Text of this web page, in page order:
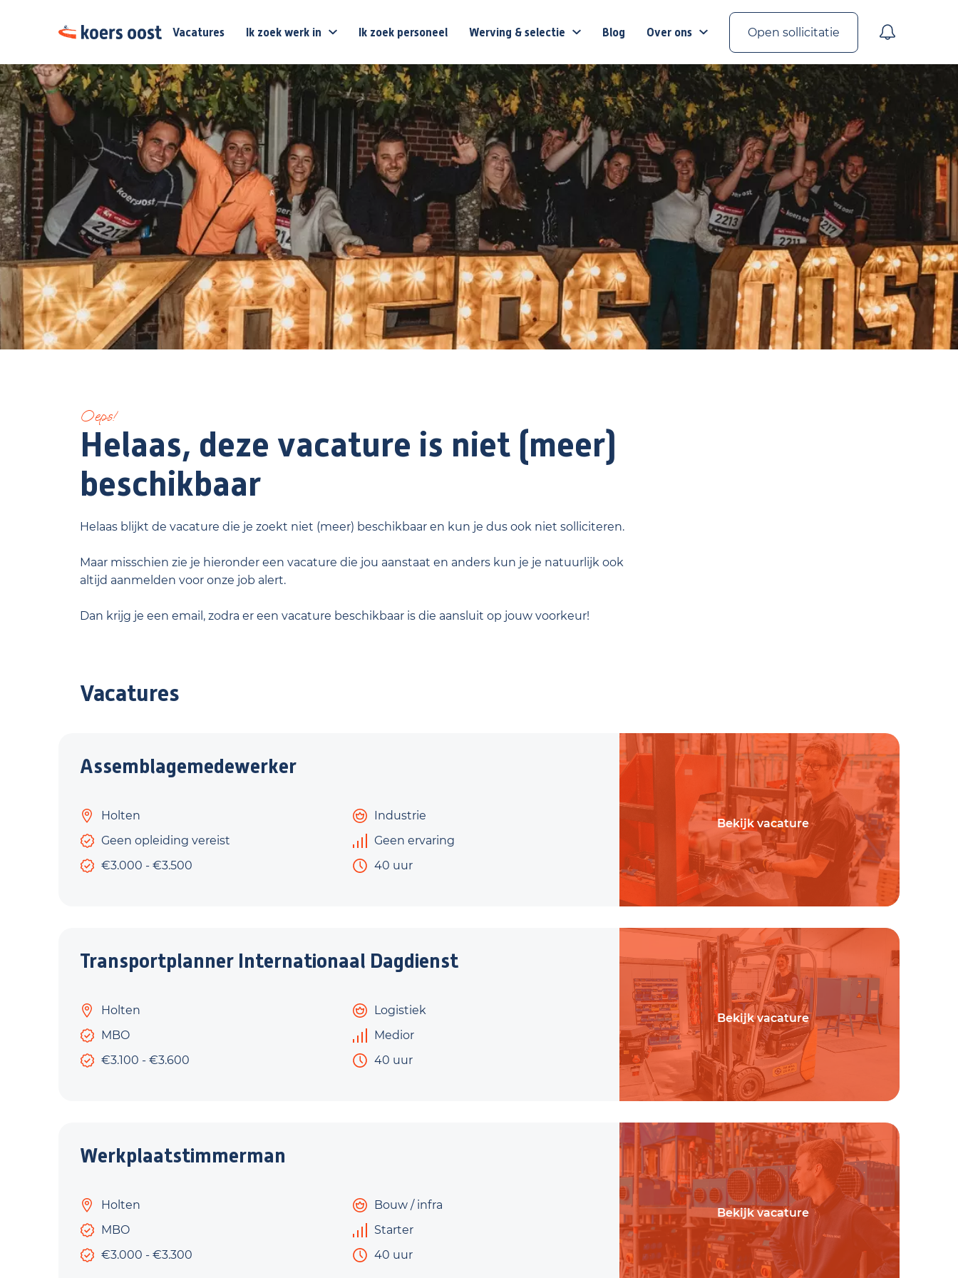
Vacatures Ik zoek werk in Ik zoek personeel Werving & selectie Blog Over ons Open sollicitatie
Oeps!
Helaas, deze vacature is niet (meer)
beschikbaar
Helaas blijkt de vacature die je zoekt niet (meer) beschikbaar en kun je dus ook niet solliciteren.
Maar misschien zie je hieronder een vacature die jou aanstaat en anders kun je je natuurlijk ook
altijd aanmelden voor onze job alert.
Dan krijg je een email, zodra er een vacature beschikbaar is die aansluit op jouw voorkeur!
Vacatures
Assemblagemedewerker
Holten
Industrie
Geen opleiding vereist
Geen ervaring
€3.000 - €3.500
40 uur
Bekijk vacature
Transportplanner Internationaal Dagdienst
Holten
Logistiek
MBO
Medior
€3.100 - €3.600
40 uur
Bekijk vacature
Werkplaatstimmerman
Holten
Bouw / infra
MBO
Starter
€3.000 - €3.300
40 uur
Bekijk vacature